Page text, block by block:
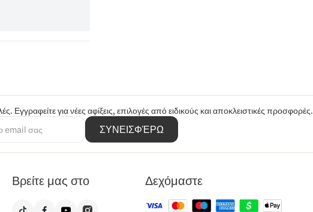
Εγγραφείτε για νέες αφίξεις, επιλογές από ειδικούς και αποκλειστικές προσφορές.
ΣΥΝΕΙΣΦΈΡΩ
Βρείτε μας στο Δεχόμαστε